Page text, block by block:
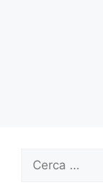
per: